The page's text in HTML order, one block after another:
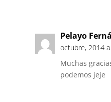
Pelayo
octubre, 2014
Muchas
podemos jeje